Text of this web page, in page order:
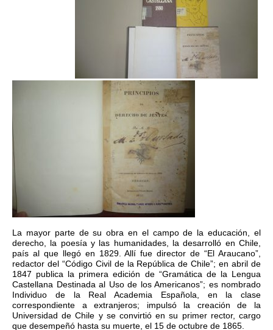
La mayor parte de su obra en el campo de la educación, el
derecho, la poesía y las humanidades, la desarrolló en Chile,
país al que llegó en 1829. Allí fue director de “El Araucano”,
redactor del “Código Civil de la República de Chile”; en abril de
1847 publica la primera edición de “Gramática de la Lengua
Castellana Destinada al Uso de los Americanos”; es nombrado
Individuo de la Real Academia Española, en la clase
correspondiente a extranjeros; impulsó la creación de la
Universidad de Chile y se convirtió en su primer rector, cargo
que desempeñó hasta su muerte, el 15 de octubre de 1865.